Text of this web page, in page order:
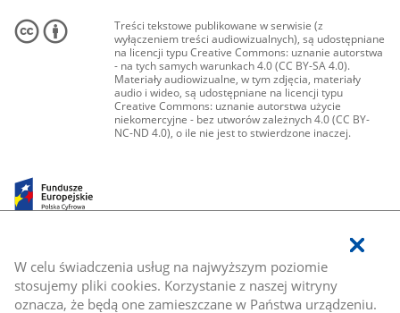
W celu świadczenia usług na najwyższym poziomie
stosujemy pliki cookies. Korzystanie z naszej witryny
oznacza, że będą one zamieszczane w Państwa urządzeniu.
Treści tekstowe publikowane w serwisie (z
wyłączeniem treści audiowizualnych), są udostępniane
na licencji typu Creative Commons: uznanie autorstwa
- na tych samych warunkach 4.0 (CC BY-SA 4.0).
Materiały audiowizualne, w tym zdjęcia, materiały
audio i wideo, są udostępniane na licencji typu
Creative Commons: uznanie autorstwa użycie
niekomercyjne - bez utworów zależnych 4.0 (CC BY-
NC-ND 4.0), o ile nie jest to stwierdzone inaczej.